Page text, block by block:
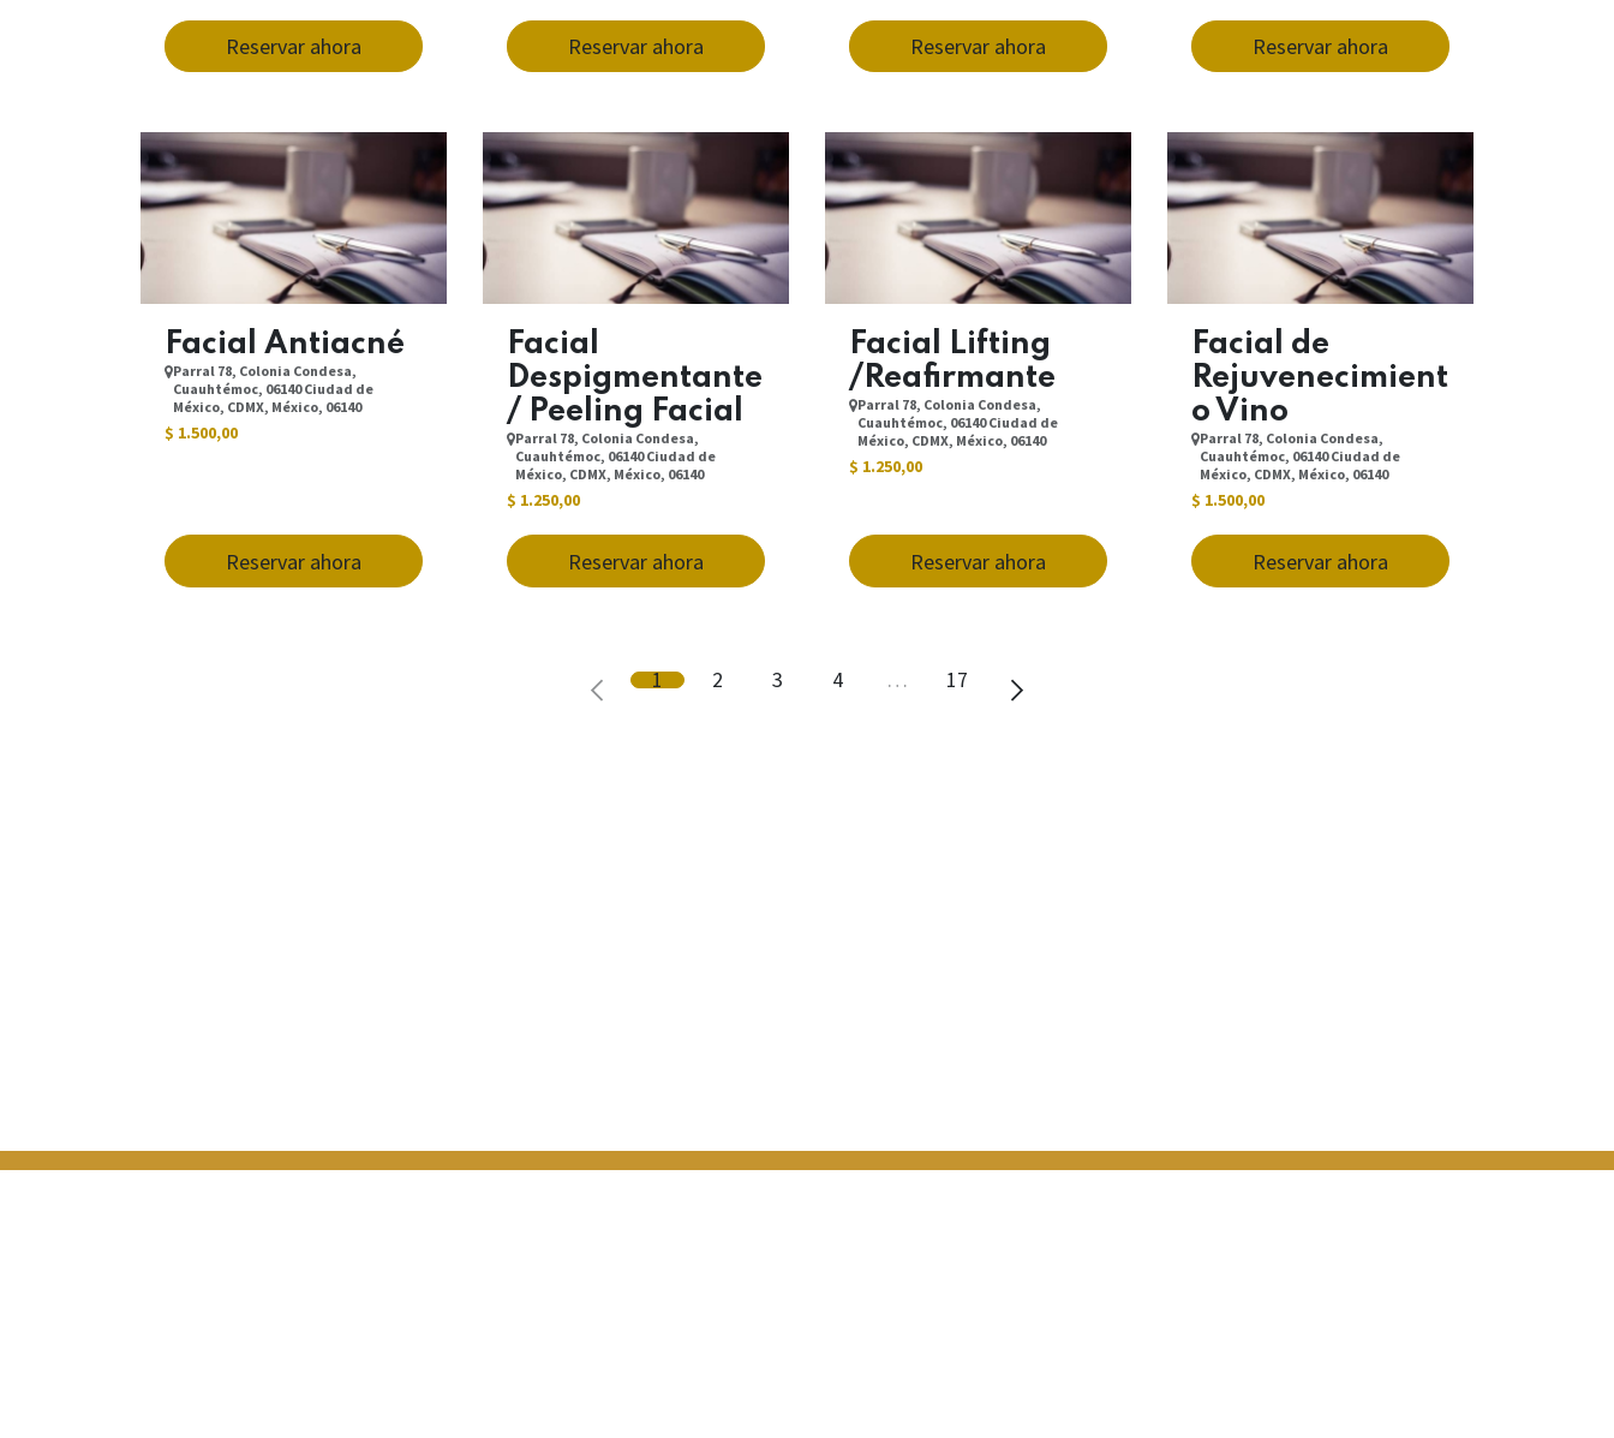
Reservar ahora Reservar ahora
min.
Auriculoterapia.
Reservar ahora
30 min. - Masaje Facial
Kobido
30 min. - Reflexología Podal
15 min. - Exfoliación de pies
Reservar ahora
Facial Antiacné
Parral 78, Colonia Condesa,
Cuauhtémoc, 06140 Ciudad de
México, CDMX, México, 06140
$ 1.500,00
Reservar ahora
Facial
Despigmentante
/ Peeling Facial
Parral 78, Colonia Condesa,
Cuauhtémoc, 06140 Ciudad de
México, CDMX, México, 06140
$ 1.250,00
Reservar ahora
Facial Lifting
/Reafirmante
Parral 78, Colonia Condesa,
Cuauhtémoc, 06140 Ciudad de
México, CDMX, México, 06140
$ 1.250,00
Reservar ahora
Facial de
Rejuvenecimient
o Vino
Parral 78, Colonia Condesa,
Cuauhtémoc, 06140 Ciudad de
México, CDMX, México, 06140
$ 1.500,00
Reservar ahora
1 2 3 4 … 17